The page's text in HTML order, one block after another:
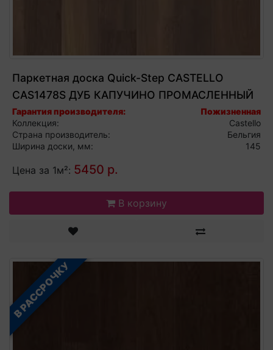
Паркетная доска Quick-Step CASTELLO
CAS1478S ДУБ КАПУЧИНО ПРОМАСЛЕННЫЙ
Гарантия производителя:
Пожизненная
Коллекция:
Castello
Страна производитель:
Бельгия
Ширина доски, мм:
145
Цена за 1м²: 5450 р.
В корзину
В РАССРОЧКУ